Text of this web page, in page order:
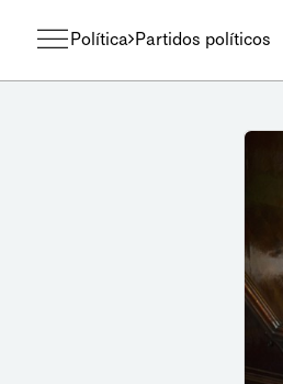
Política Partidos políticos